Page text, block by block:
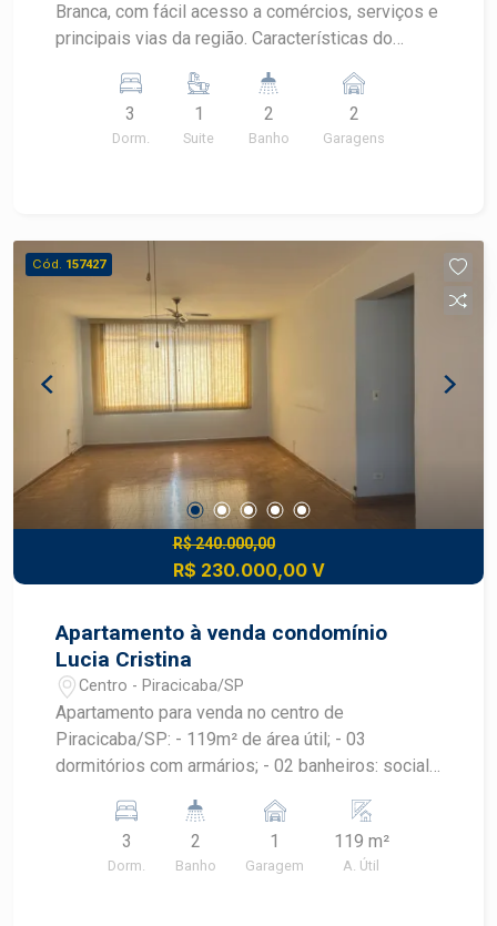
Branca, com fácil acesso a comércios, serviços e
principais vias da região. Características do
planejado -Cozinha planejada, funcional e
moderna -Sala dois ambientes com sacada
gourmet -Banheiro social -Área de serviço -2
especialista Frias Neto! Agende sua visita!
3
Dorm.
1
Suite
2
Banho
2
Garagens
Cód. 157427
R$ 240.000,00
R$ 230.000,00 V
Apartamento à venda condomínio
Lucia Cristina
Centro - Piracicaba/SP
Apartamento para venda no centro de
Piracicaba/SP: - 119m² de área útil; - 03
dormitórios com armários; - 02 banheiros: social
edifício garagem que fica poucos metros do
apartamento.
3
Dorm.
2
Banho
1
Garagem
119 m²
A. Útil